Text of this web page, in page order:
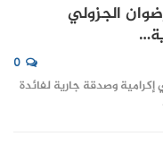
الجزولي
0
وصدقة جارية لفائدة